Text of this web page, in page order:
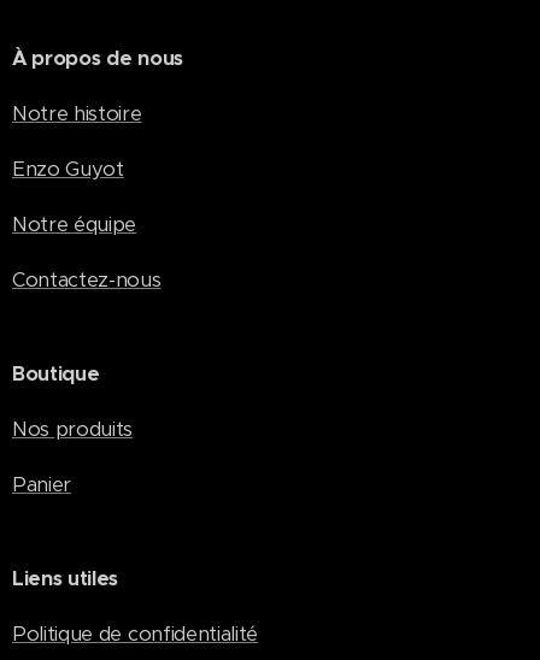
À propos de nous
Notre histoire
Enzo Guyot
Notre équipe
Contactez-nous
Boutique
Nos produits
Panier
Liens utiles
Politique de confidentialité